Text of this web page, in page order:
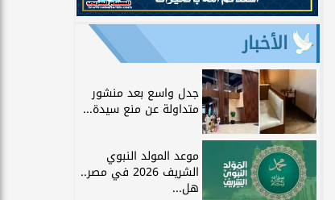
الأخبار
جدل واسع بعد منشور
متداولة عن منع سيدة...
موعد المولد النبوي
الشريف 2026 في مصر..
هل...